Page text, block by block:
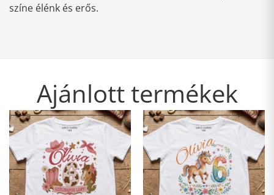
színe élénk és erős.
Ajánlott termékek